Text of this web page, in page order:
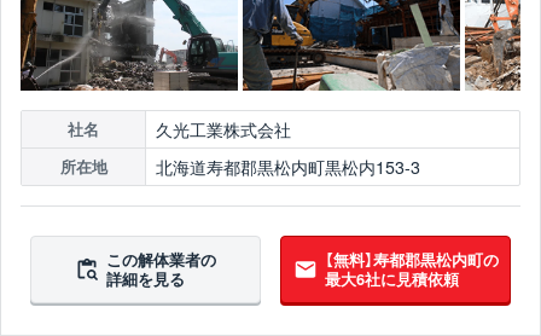
社名 久光工業株式会社
所在地 北海道寿都郡黒松内町黒松内153-3
この解体業者の
詳細を見る
【無料】寿都郡黒松内町の
最大6社に見積依頼